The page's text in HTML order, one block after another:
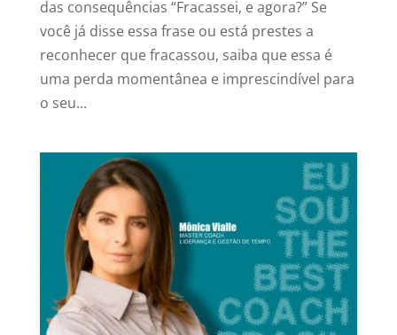
das consequências “Fracassei, e agora?” Se
você já disse essa frase ou está prestes a
reconhecer que fracassou, saiba que essa é
uma perda momentânea e imprescindível para
o seu...